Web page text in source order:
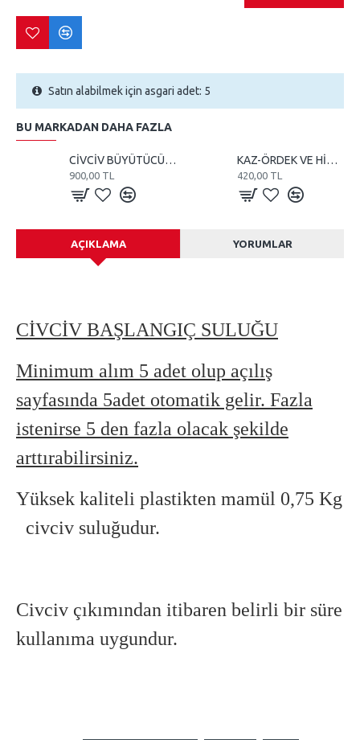
Satın alabilmek için asgari adet: 5
BU MARKADAN DAHA FAZLA
CİVCİV BÜYÜTÜCÜ VE KULUÇKA 110 WATT REZİSTANS
900,00 TL
KAZ-ÖRDEK VE HİNDİ KULUÇKA MAKİNE TEREĞİ
420,00 TL
AÇIKLAMA YORUMLAR
CİVCİV BAŞLANGIÇ SULUĞU
Minimum alım 5 adet olup açılış
sayfasında 5adet otomatik gelir. Fazla
istenirse 5 den fazla olacak şekilde
arttırabilirsiniz.
Yüksek kaliteli plastikten mamül 0,75 Kg
civciv suluğudur.
Civciv çıkımından itibaren belirli bir süre
kullanıma uygundur.